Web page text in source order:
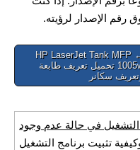
رقم الإصدار لرؤيته.
← HP LaserJet Tank MFP
1005w تحميل تعريف طابعة
سكانر
التشغيل في حالة عدم وجود
تثبيت برنامج التشغيل